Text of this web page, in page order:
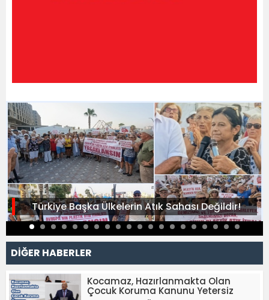
Türkiye Başka Ülkelerin Atık Sahası Değildir!
DİĞER HABERLER
Kocamaz, Hazırlanmakta Olan
Çocuk Koruma Kanunu Yetersiz